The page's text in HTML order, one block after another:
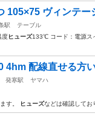
105×75 ヴィンテー
駅
テーブル
度ヒューズ133℃ コード：電源ス
4hm 配線直せる方
発寒駅
ヤマハ
す。
ヒューズなどは確認してお